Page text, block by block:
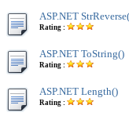
ASP.NET
Rating :
ASP.NET ToString()
Rating :
ASP.NET Length()
Rating :